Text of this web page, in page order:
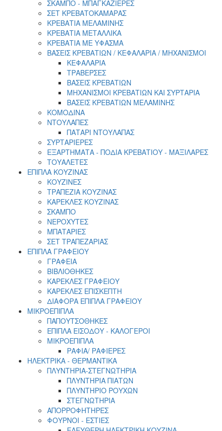
ΣΚΑΜΠΟ - ΜΠΑΓΚΑΖΙΕΡΕΣ
ΣΕΤ ΚΡΕΒΑΤΟΚΑΜΑΡΑΣ
ΚΡΕΒΑΤΙΑ ΜΕΛΑΜΙΝΗΣ
ΚΡΕΒΑΤΙΑ ΜΕΤΑΛΛΙΚΑ
ΚΡΕΒΑΤΙΑ ΜΕ ΥΦΑΣΜΑ
ΒΑΣΕΙΣ ΚΡΕΒΑΤΙΩΝ / ΚΕΦΑΛΑΡΙΑ / MHXANIΣΜΟΙ
ΚΕΦΑΛΑΡΙΑ
ΤΡΑΒΕΡΣΕΣ
ΒΑΣΕΙΣ ΚΡΕΒΑΤΙΩΝ
ΜΗΧΑΝΙΣΜΟΙ ΚΡΕΒΑΤΙΩΝ ΚΑΙ ΣΥΡΤΑΡΙΑ
ΒΑΣΕΙΣ ΚΡΕΒΑΤΙΩΝ ΜΕΛΑΜΙΝΗΣ
ΚΟΜΟΔΙΝΑ
ΝΤΟΥΛΑΠΕΣ
ΠΑΤΑΡΙ ΝΤΟΥΛΑΠΑΣ
ΣΥΡΤΑΡΙΕΡΕΣ
ΕΞΑΡΤΗΜΑΤΑ - ΠΟΔΙΑ ΚΡΕΒΑΤΙΟΥ - ΜΑΞΙΛΑΡΕΣ
ΤΟΥΑΛΕΤΕΣ
ΕΠΙΠΛΑ ΚΟΥΖΙΝΑΣ
ΚΟΥΖΙΝΕΣ
ΤΡΑΠΕΖΙΑ ΚΟΥΖΙΝΑΣ
ΚΑΡΕΚΛΕΣ ΚΟΥΖΙΝΑΣ
ΣΚΑΜΠΟ
ΝΕΡΟΧΥΤΕΣ
ΜΠΑΤΑΡΙΕΣ
ΣΕΤ ΤΡΑΠΕΖΑΡΙΑΣ
ΕΠΙΠΛΑ ΓΡΑΦΕΙΟΥ
ΓΡΑΦΕΙΑ
ΒΙΒΛΙΟΘΗΚΕΣ
ΚΑΡΕΚΛΕΣ ΓΡΑΦΕΙΟΥ
ΚΑΡΕΚΛΕΣ ΕΠΙΣΚΕΠΤΗ
ΔΙΑΦΟΡΑ ΕΠΙΠΛΑ ΓΡΑΦΕΙΟΥ
ΜΙΚΡΟΕΠΙΠΛΑ
ΠΑΠΟΥΤΣΟΘΗΚΕΣ
ΕΠΙΠΛΑ ΕΙΣΟΔΟΥ - ΚΑΛΟΓΕΡΟΙ
ΜΙΚΡΟΕΠΙΠΛΑ
ΡΑΦΙΑ/ ΡΑΦΙΕΡΕΣ
ΗΛΕΚΤΡΙΚΑ - ΘΕΡΜΑΝΤΙΚΑ
ΠΛΥΝΤΗΡΙΑ-ΣΤΕΓΝΩΤΗΡΙΑ
ΠΛΥΝΤΗΡΙΑ ΠΙΑΤΩΝ
ΠΛΥΝΤΗΡΙΟ ΡΟΥΧΩΝ
ΣΤΕΓΝΩΤΗΡΙΑ
ΑΠΟΡΡΟΦΗΤΗΡΕΣ
ΦΟΥΡΝΟΙ - ΕΣΤΙΕΣ